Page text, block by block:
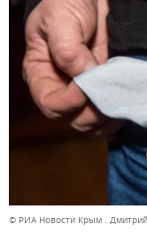
© РИА Новости Крым .